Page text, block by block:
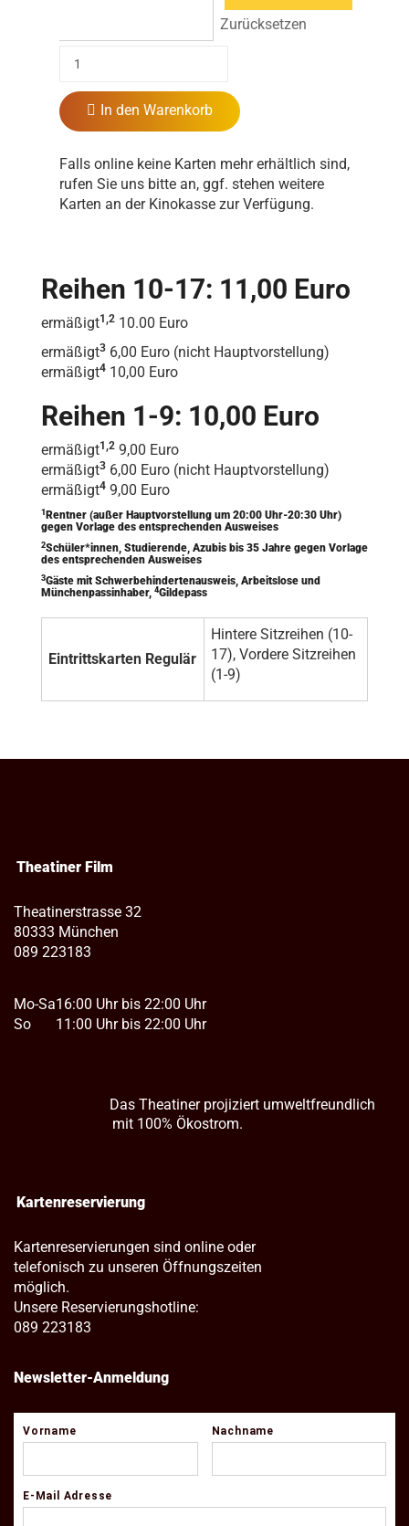
Zurücksetzen
In den Warenkorb
Falls online keine Karten mehr erhältlich sind,
rufen Sie uns bitte an, ggf. stehen weitere
Karten an der Kinokasse zur Verfügung.
Reihen 10-17: 11,00 Euro
ermäßigt1,2 10.00 Euro
ermäßigt3 6,00 Euro (nicht Hauptvorstellung)
ermäßigt4 10,00 Euro
Reihen 1-9: 10,00 Euro
ermäßigt1,2 9,00 Euro
ermäßigt3 6,00 Euro (nicht Hauptvorstellung)
ermäßigt4 9,00 Euro
1 Rentner (außer Hauptvorstellung um 20:00 Uhr-20:30 Uhr)
gegen Vorlage des entsprechenden Ausweises
2Schüler*innen, Studierende, Azubis bis 35 Jahre gegen Vorlage
des entsprechenden Ausweises
3Gäste mit Schwerbehindertenausweis, Arbeitslose und
Münchenpassinhaber, 4Gildepass
Eintrittskarten Regulär
Hintere Sitzreihen (10-
17), Vordere Sitzreihen
(1-9)
Theatiner Film
Theatinerstrasse 32
80333 München
089 223183
Mo-Sa
So
16:00 Uhr bis 22:00 Uhr
11:00 Uhr bis 22:00 Uhr
Das Theatiner projiziert umweltfreundlich
mit 100% Ökostrom.
Kartenreservierung
Kartenreservierungen sind online oder
telefonisch zu unseren Öffnungszeiten
möglich.
Unsere Reservierungshotline:
089 223183
Newsletter-Anmeldung